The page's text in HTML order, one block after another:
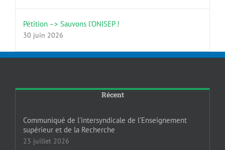
Pétition –> Sauvons l’ONISEP !
30 juin 2026
Récent
Communiqué de l’intersyndicale de l’Enseignement
supérieur et de la Recherche
23 juillet 2026